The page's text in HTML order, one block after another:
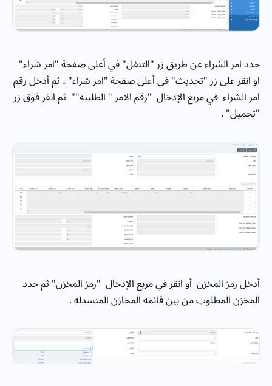
حدد امر الشراء عن طريق زر "التنقل" في أعلى صفحة "امر شراء"
او انقر على زر "تحديث" في أعلى صفحة "امر شراء" ، ثم أدخل رقم
امر الشراء في مربع الإدخال "رقم الامر " الطلبيه"" ثم انقر فوق زر
"تحميل" .
أدخل رمز المخزن أو انقر في مربع الإدخال "رمز المخزن" ثم حدد
المخزن المطلوب من بين قائمه المخازن المنسدله .